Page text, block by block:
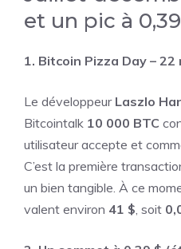
et un pic à
1. Bitcoin Pizza Day – 22
Le développeur Laszlo
Bitcointalk 10 000 BTC
utilisateur accepte et
C’est la première
un bien tangible. À ce
valent environ 41 $, soit